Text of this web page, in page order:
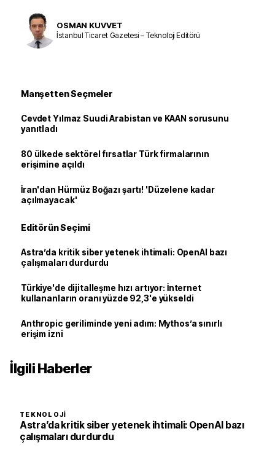
OSMAN KUVVET
İstanbul Ticaret Gazetesi – Teknoloji Editörü
Manşetten Seçmeler
Cevdet Yılmaz Suudi Arabistan ve KAAN sorusunu
yanıtladı
80 ülkede sektörel fırsatlar Türk firmalarının
erişimine açıldı
İran'dan Hürmüz Boğazı şartı! 'Düzelene kadar
açılmayacak'
Editörün Seçimi
Astra’da kritik siber yetenek ihtimali: OpenAI bazı
çalışmaları durdurdu
Türkiye'de dijitalleşme hızı artıyor: İnternet
kullananların oranı yüzde 92,3'e yükseldi
Anthropic geriliminde yeni adım: Mythos’a sınırlı
erişim izni
İlgili Haberler
TEKNOLOJI
Astra’da kritik siber yetenek ihtimali: OpenAI bazı
çalışmaları durdurdu